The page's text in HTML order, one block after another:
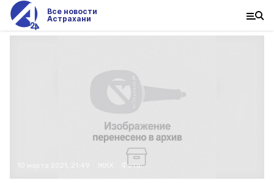
Все новости
Астрахани
Фото: